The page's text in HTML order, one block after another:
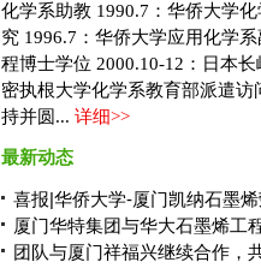
化学系助教 1990.7：华侨大学
究 1996.7：华侨大学应用化学
程博士学位 2000.10-12：日本
密执根大学化学系教育部派遣
持并圆... 详细>>
最新动态
喜报|华侨大学-厦门凯纳石墨
厦门华特集团与华大石墨烯工
团队与厦门祥福兴继续合作，